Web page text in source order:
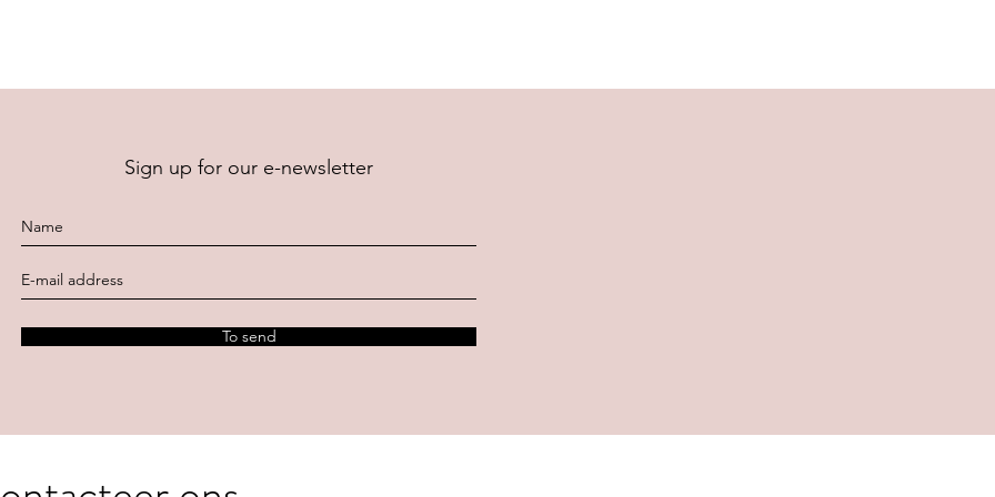
Sign up for our e-newsletter
To send